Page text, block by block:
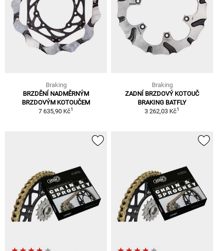
Braking
BRZDĚNÍ NADMĚRNÝM
BRZDOVÝM KOTOUČEM
7 635,90 Kč1
Braking
ZADNÍ BRZDOVÝ KOTOUČ
BRAKING BATFLY
3 262,03 Kč1